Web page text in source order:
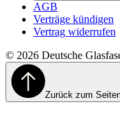
AGB
Verträge kündigen
Vertrag widerrufen
© 2026 Deutsche
Zurück zum